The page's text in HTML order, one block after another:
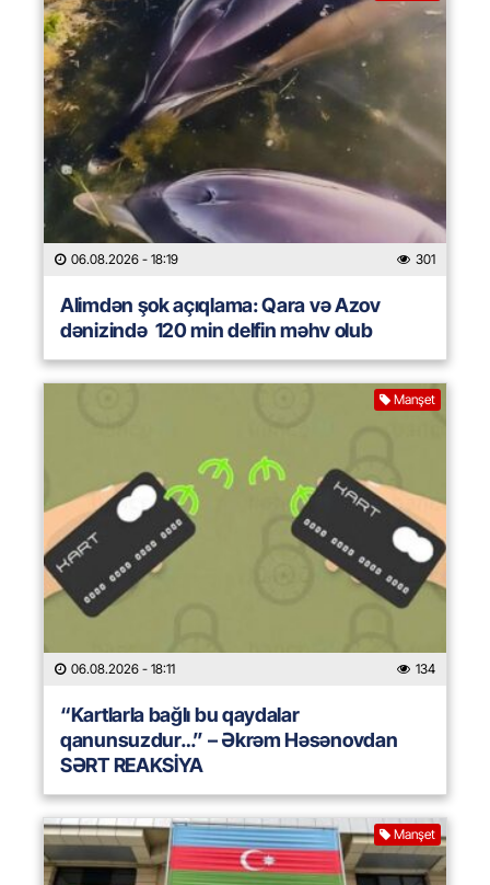
06.08.2026 - 18:19 301
Alimdən şok açıqlama: Qara və Azov
dənizində 120 min delfin məhv olub
Manşet
06.08.2026 - 18:11 134
“Kartlarla bağlı bu qaydalar
qanunsuzdur…” – Əkrəm Həsənovdan
SƏRT REAKSİYA
Manşet